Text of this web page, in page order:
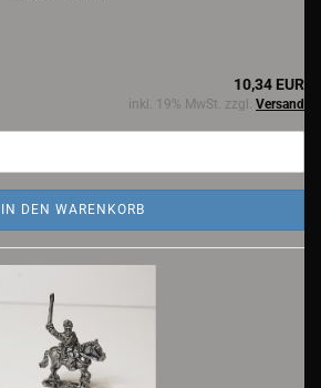
10,34 EUR
inkl. 19% MwSt. zzgl. Versand
IN DEN WARENKORB